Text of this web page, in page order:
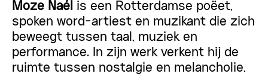
Moze Naél is een Rotterdamse poëet,
spoken word-artiest en muzikant die zich
beweegt tussen taal, muziek en
performance. In zijn werk verkent hij de
ruimte tussen nostalgie en melancholie,